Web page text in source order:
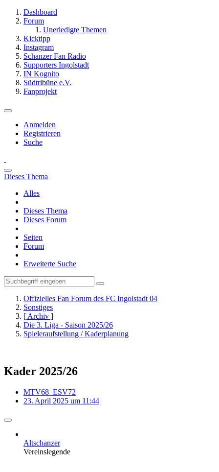
Dashboard
Forum
Unerledigte Themen
Kicktipp
Instagram
Schanzer Fan Radio
Supporters Ingolstadt
IN Kognito
Südtribüne e.V.
Fanprojekt
Anmelden
Registrieren
Suche
Dieses Thema
Alles
Dieses Thema
Dieses Forum
Seiten
Forum
Erweiterte Suche
Offizielles Fan Forum des FC Ingolstadt 04
Sonstiges
[ Archiv ]
Die 3. Liga - Saison 2025/26
Spieleraufstellung / Kaderplanung
Kader 2025/26
MTV68_ESV72
23. April 2025 um 11:44
Altschanzer
Vereinslegende